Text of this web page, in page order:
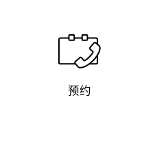
预约